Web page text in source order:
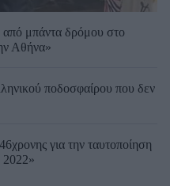
μπάντα δρόμου στο
Αθήνα»
ποδοσφαίρου που δεν
για την ταυτοποίηση
2022»